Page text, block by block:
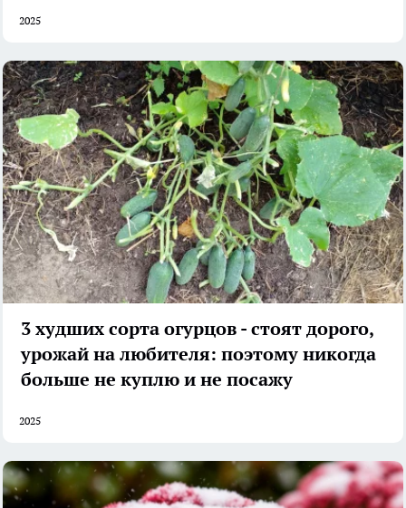
2025
3 худших сорта огурцов - стоят дорого,
урожай на любителя: поэтому никогда
больше не куплю и не посажу
2025